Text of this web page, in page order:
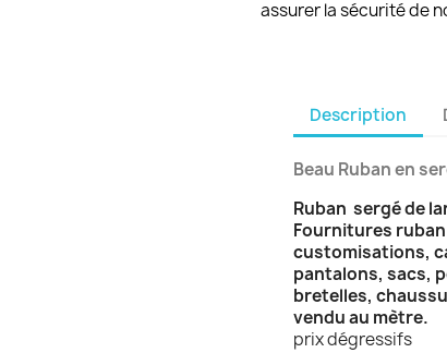
assurer la sécurité de
Description
Beau Ruban en
Ruban sergé de
Fournitures
customisations,
pantalons, sacs,
bretelles,
vendu au mètre.
prix dégressifs